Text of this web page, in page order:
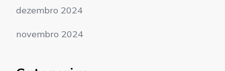
dezembro 2024
novembro 2024